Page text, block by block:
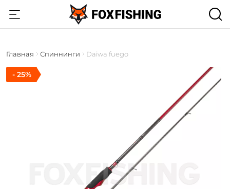
Главная Спиннинги Daiwa fuego
- 25%